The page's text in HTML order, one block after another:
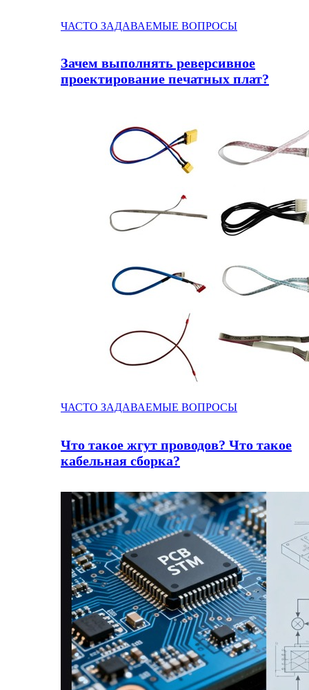
ЧАСТО ЗАДАВАЕМЫЕ ВОПРОСЫ
Зачем выполнять реверсивное
проектирование печатных плат?
ЧАСТО ЗАДАВАЕМЫЕ ВОПРОСЫ
Что такое жгут проводов? Что такое
кабельная сборка?